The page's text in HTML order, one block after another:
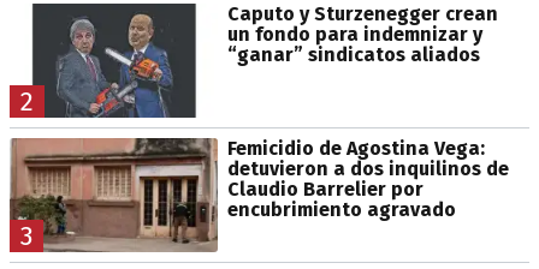
2
Caputo y Sturzenegger crean
un fondo para indemnizar y
“ganar” sindicatos aliados
3
Femicidio de Agostina Vega:
detuvieron a dos inquilinos de
Claudio Barrelier por
encubrimiento agravado